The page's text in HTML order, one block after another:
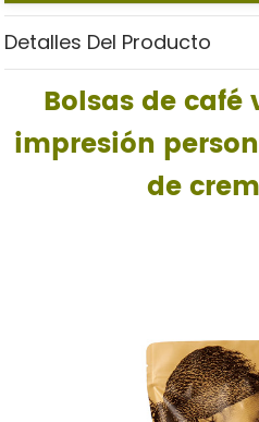
Detalles Del Producto
Bolsas de
impresión
de